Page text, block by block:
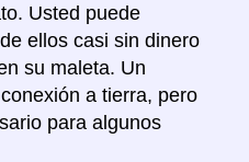
Usted puede
ellos casi sin dinero
su maleta. Un
a tierra, pero
para algunos